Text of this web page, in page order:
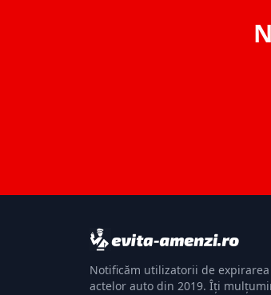
Notificăm utilizatorii de expirarea
actelor auto din 2019. Îți